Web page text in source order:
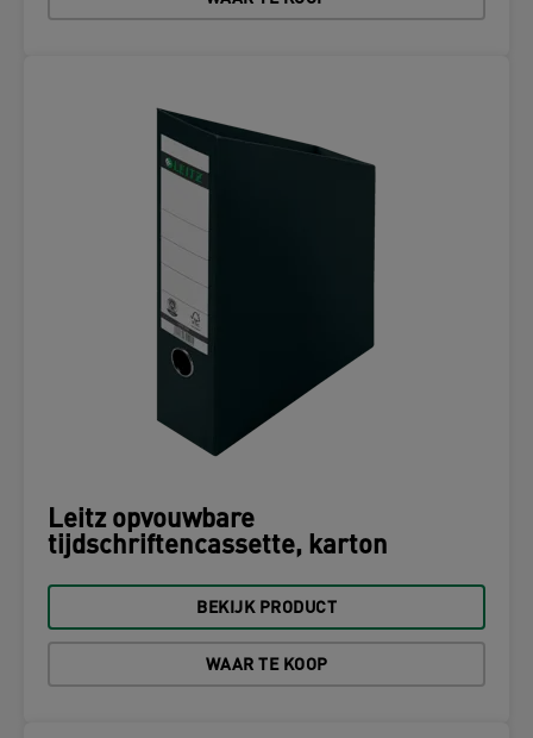
Leitz opvouwbare
tijdschriftencassette, karton
BEKIJK PRODUCT
WAAR TE KOOP